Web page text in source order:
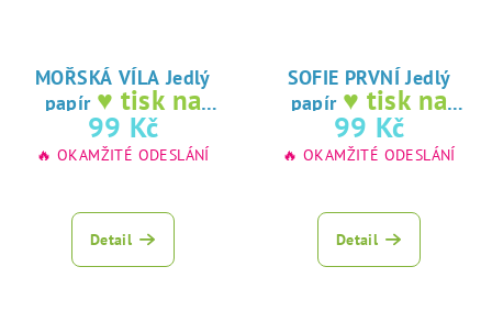
MOŘSKÁ VÍLA Jedlý
papír ♥ tisk na
jedlý papír
99 Kč
🔥 OKAMŽITÉ ODESLÁNÍ
Detail
SOFIE PRVNÍ Jedlý
papír ♥ tisk na
jedlý papír
99 Kč
🔥 OKAMŽITÉ ODESLÁNÍ
Detail